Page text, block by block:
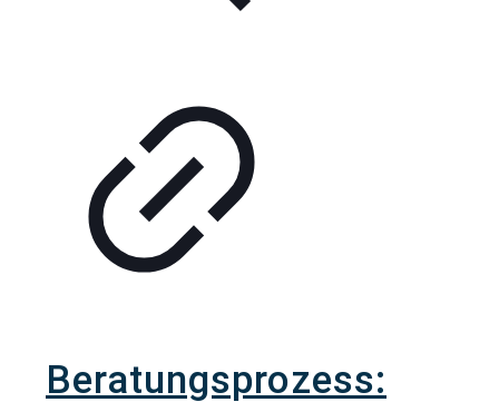
Beratungsprozess: